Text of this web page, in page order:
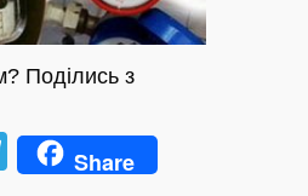
Поділись з
Telegram
Share